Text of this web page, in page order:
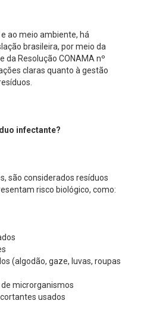
ao meio ambiente, há
brasileira, por meio da
da Resolução CONAMA nº
claras quanto à gestão
infectante?
são considerados resíduos
risco biológico, como:
(algodão, gaze, luvas, roupas
microrganismos
usados